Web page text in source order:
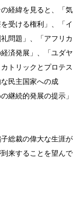
経緯を見ると、「気
受ける権利」、「イ
問題」、「アフリカ
済発展」、「ユダヤ
トリックとプロテス
民主国家への成
継続的発展の提示」
総裁の偉大な生涯が
来することを望んで